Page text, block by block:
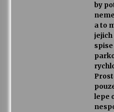
by
a to
jejich
lepe